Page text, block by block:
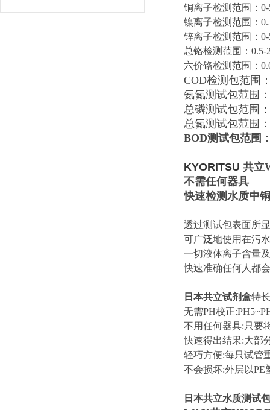
铜离子检测范围：0-
镍离子检测范围：
锌离子检测范围：0-
总铬检测范围：0.5-
六价铬检测范围：
COD检测包范围
氨氮测试包范围
总磷测试包范围
总氮测试包范围
BOD测试包范围
KYORITSU 共立
不需任何器具
快速检测水质中
透过测试包表面所
可广泛地使用在污
一切液体离子含量
快速准确任何人都
日本共立试剂盒特
无需PH校正
不用任何器具:只要
快速得出结果:大部
轻巧方便:每只试管
不会损坏:外层以PE
日本共立水质测试包